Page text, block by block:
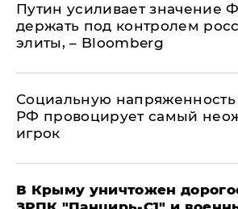
Путин усиливает значение
держать под контролем
элиты, – Bloomberg
Социальную напряженность
РФ провоцирует самый
игрок
В Крыму уничтожен